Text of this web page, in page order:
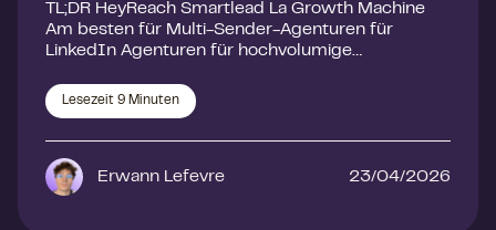
TL;DR HeyReach Smartlead La Growth Machine
Am besten für Multi-Sender-Agenturen für
LinkedIn Agenturen für hochvolumige…
Lesezeit 9 Minuten
Erwann Lefevre 23/04/2026